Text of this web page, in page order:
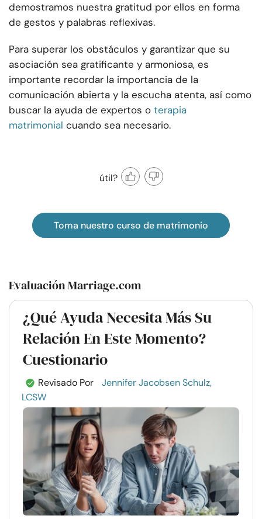
demostramos nuestra gratitud por ellos en forma
de gestos y palabras reflexivas.
Para superar los obstáculos y garantizar que su
asociación sea gratificante y armoniosa, es
importante recordar la importancia de la
comunicación abierta y la escucha atenta, así como
buscar la ayuda de expertos o terapia
matrimonial cuando sea necesario.
útil?
Toma nuestro curso de matrimonio
Evaluación Marriage.com
¿Qué Ayuda Necesita Más Su
Relación En Este Momento?
Cuestionario
Revisado Por
Jennifer Jacobsen Schulz,
LCSW